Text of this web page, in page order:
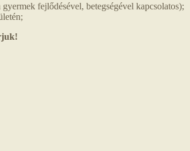
fejlődésével, betegségével kapcsolatos);